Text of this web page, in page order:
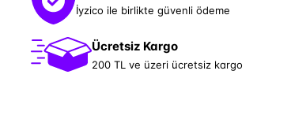
İyzico ile birlikte güvenli ödeme
Ücretsiz Kargo
200 TL ve üzeri ücretsiz kargo